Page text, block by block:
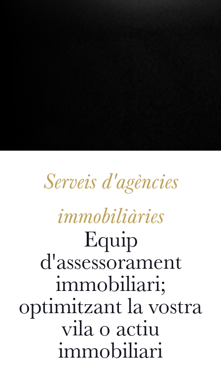
Serveis d'agències
immobiliàries
Equip
d'assessorament
immobiliari;
optimitzant la vostra
vila o actiu
immobiliari